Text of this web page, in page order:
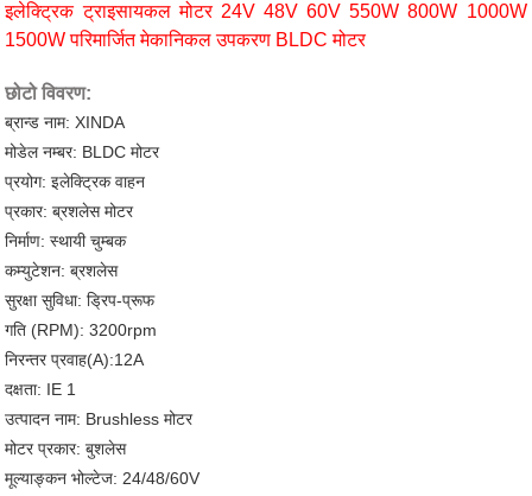
इलेक्ट्रिक ट्राइसायकल मोटर 24V 48V 60V 550W 800W 1000W
1500W परिमार्जित मेकानिकल उपकरण BLDC मोटर
छोटो विवरण:
ब्रान्ड नाम: XINDA
मोडेल नम्बर: BLDC मोटर
प्रयोग: इलेक्ट्रिक वाहन
प्रकार: ब्रशलेस मोटर
निर्माण: स्थायी चुम्बक
कम्युटेशन: ब्रशलेस
सुरक्षा सुविधा: ड्रिप-प्रूफ
गति (RPM): 3200rpm
निरन्तर प्रवाह(A):12A
दक्षता: IE 1
उत्पादन नाम: Brushless मोटर
मोटर प्रकार: बुशलेस
मूल्याङ्कन भोल्टेज: 24/48/60V